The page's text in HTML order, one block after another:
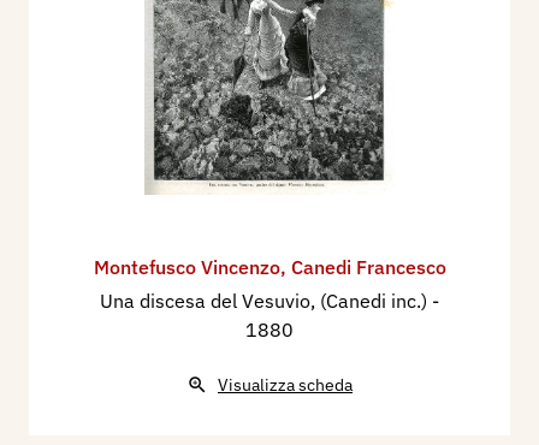
Montefusco Vincenzo, Canedi Francesco
Una discesa del Vesuvio, (Canedi inc.) -
1880
Visualizza scheda